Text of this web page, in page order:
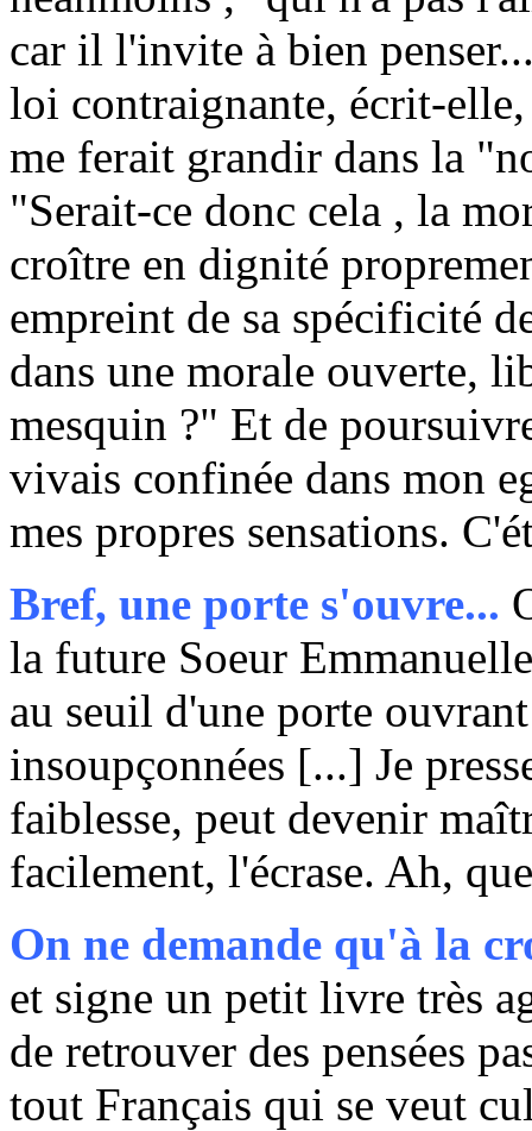
car il l'invite à bien
loi contraignante, écrit-
me ferait grandir dans la
"Serait-ce donc cela , la
croître en dignité
empreint de sa spécificité
dans une morale ouverte,
mesquin ?" Et de
vivais confinée dans mon
mes propres sensations.
Bref, une porte s'ouvre...
la future Soeur
au seuil d'une porte
insoupçonnées [...] Je
faiblesse, peut devenir
facilement, l'écrase. Ah,
On ne demande qu'à la
et signe un petit livre très
de retrouver des pensées
tout Français qui se veut